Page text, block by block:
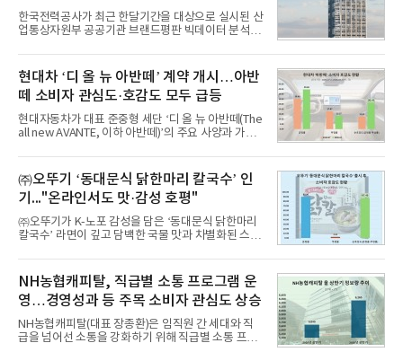
1,710,926을 기록하며 8월 1위에 올랐다고 밝혔다.
분석에 활용된 빅데이터는 지난 7월(9,491,206건) 대
비 6.14% 증가한 수치로, 교육서비스 상장기업 브랜
디교육, 대교, 디지
한국전력공사가 최근 한달기간을 대상으로 실시된 산
업통상자원부 공공기관 브랜드평판 빅데이터 분석에
이 순으로 뒤를 이었다.7일 한국기업평판연구소(소장
구창환)는 산업통상자원부 공공기관 41개 브랜드를
대상으로 지난 7월 7일부터 8월 7일까지 수집된 소비
자 빅데이터 91,102,549건을 분석한 결과, 한국전력
공사가 브랜드평판지수 10,670,633을 기록하며 8월
1위에 올랐다고 밝혔다. 분석에 활용된 빅데이터는 지
난 7월(88,893,823건) 대비 2.48% 증가한 수치다.연
수력원자력, 한국석
현대차 ‘디 올 뉴 아반떼’ 계약 개시…아반
떼 소비자 관심도·호감도 모두 급등
현대자동차가 대표 준중형 세단 ‘디 올 뉴 아반떼(The
all new AVANTE, 이하 아반떼)’의 주요 사양과 가격
떼는 6년 만에 선보이는 8세대 완전변경 모델로, ▲정
교한 선과 면을 중심으로 완성한 파격적인 디자인 ▲
과거 중형 세단 수준으로 확대된 차체 제원 ▲글로벌
최고 수준의 안전성 ▲성능과 효율을 동시에 높인 주
행 완성도 ▲첨단 편의 및 디지털 사양 적용 등을 통해
글로벌 준중형 세단의 새로운 기준을 세웠다.아반떼
는 가솔린 2.0과 1.6 하이브리드 두 가지 파워트레인
넘
㈜오뚜기 ‘동대문식 닭한마리 칼국수’ 인
기..."온라인서도 맛·감성 호평"
㈜오뚜기가 K-노포 감성을 담은 ‘동대문식 닭한마리
칼국수’ 라면이 깊고 담백한 국물 맛과 차별화된 스토
혔다.‘동대문식 닭한마리 칼국수’는 예상을 뛰어넘는
소비자 호응에 힘입어 지난 7월 13일 첫 선을 보인 지
단 18일 만에 누적 판매량 50만 개를 돌파하는 성과를
거두었다.이번 신제품은 개발진이 전국의 닭한마리
전문점을 직접 찾아 다니며 최적의 육수 비율을 완성
했다. 자극적이지 않으면서도 깊은 닭육수에 마늘의
개운한 풍미를 더했으며, 국물이 잘 배어들면서도 쫄
NH농협캐피탈, 직급별 소통 프로그램 운
영…경영성과 등 주목 소비자 관심도 상승
NH농협캐피탈(대표 장종환)은 임직원 간 세대와 직
급을 넘어선 소통을 강화하기 위해 직급별 소통 프로